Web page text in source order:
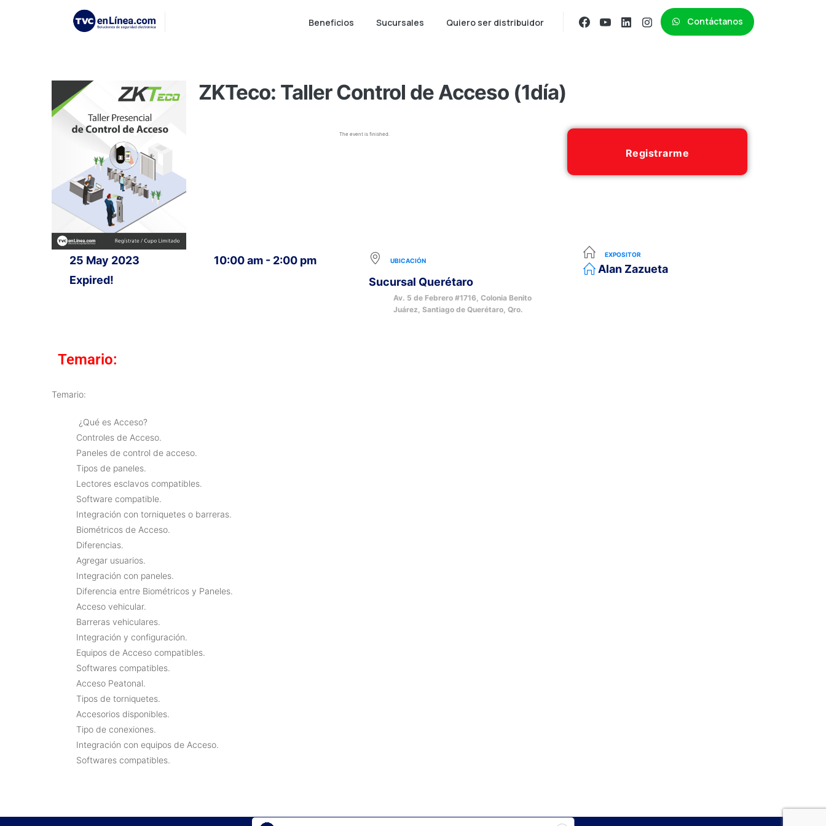
Beneficios Sucursales Quiero ser distribuidor Contáctanos
ZKTeco: Taller Control de Acceso (1día)
The event is finished.
Registrarme
25 May 2023
Expired!
10:00 am - 2:00 pm UBICACIÓN
Sucursal Querétaro
Av. 5 de Febrero #1716, Colonia Benito
Juárez, Santiago de Querétaro, Qro.
EXPOSITOR
Alan Zazueta
Temario:
Temario:
¿Qué es Acceso?
Controles de Acceso.
Paneles de control de acceso.
Tipos de paneles.
Lectores esclavos compatibles.
Software compatible.
Integración con torniquetes o barreras.
Biométricos de Acceso.
Diferencias.
Agregar usuarios.
Integración con paneles.
Diferencia entre Biométricos y Paneles.
Acceso vehicular.
Barreras vehiculares.
Integración y configuración.
Equipos de Acceso compatibles.
Softwares compatibles.
Acceso Peatonal.
Tipos de torniquetes.
Accesorios disponibles.
Tipo de conexiones.
Integración con equipos de Acceso.
Softwares compatibles.